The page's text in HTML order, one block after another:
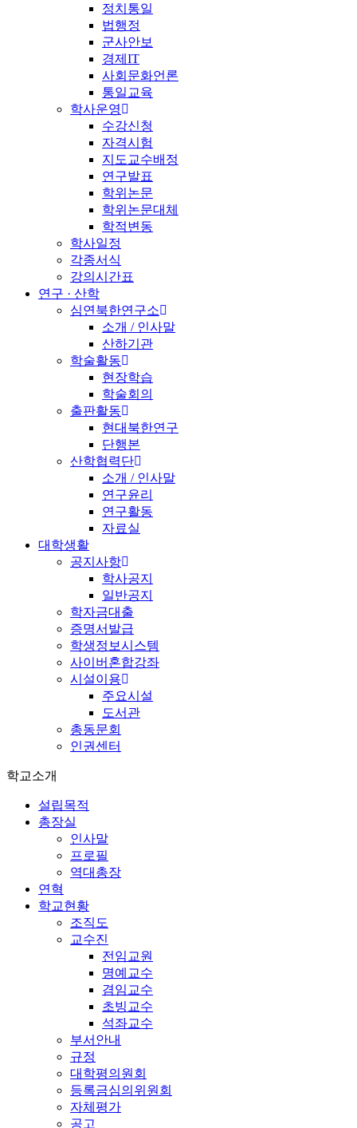
정치통일
법행정
군사안보
경제IT
사회문화언론
통일교육
학사운영
수강신청
자격시험
지도교수배정
연구발표
학위논문
학위논문대체
학적변동
학사일정
각종서식
강의시간표
연구 · 산학
심연북한연구소
소개 / 인사말
산하기관
학술활동
현장학습
학술회의
출판활동
현대북한연구
단행본
산학협력단
소개 / 인사말
연구윤리
연구활동
자료실
대학생활
공지사항
학사공지
일반공지
학자금대출
증명서발급
학생정보시스템
사이버혼합강좌
시설이용
주요시설
도서관
총동문회
인권센터
학교소개
설립목적
총장실
인사말
프로필
역대총장
연혁
학교현황
조직도
교수진
전임교원
명예교수
겸임교수
초빙교수
석좌교수
부서안내
규정
대학평의원회
등록금심의위원회
자체평가
공고